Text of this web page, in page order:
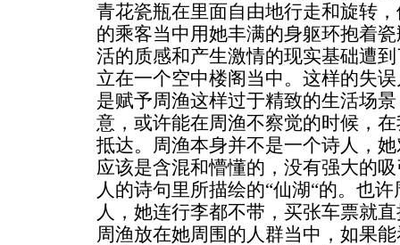
青花瓷瓶在里面自由地行走和旋转
的乘客当中用她丰满的身躯环抱着
活的质感和产生激情的现实基础遭
立在一个空中楼阁当中。这样的失
是赋予周渔这样过于精致的生活场
意，或许能在周渔不察觉的时候，
抵达。周渔本身并不是一个诗人，
应该是含混和懵懂的，没有强大的
人的诗句里所描绘的“仙湖“的。也
人，她连行李都不带，买张车票就
周渔放在她周围的人群当中，如果